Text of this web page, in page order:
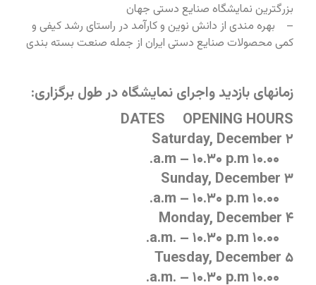
بزرگترین نمایشگاه صنایع دستی جهان
– بهره مندی از دانش نوین و کارآمد در راستای رشد کیفی و
کمی محصولات صنایع دستی ایران از جمله صنعت بسته بندی
زمانهای بازدید واجرای نمایشگاه در طول برگزاری:
DATES OPENING HOURS
Saturday, December ۲
Sunday, December ۳
Monday, December ۴
Tuesday, December ۵